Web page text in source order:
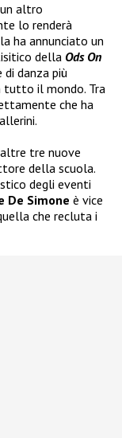
altro
lo renderà
ha annunciato un
della Ods On
danza più
tutto il mondo. Tra
che ha
tre nuove
della scuola.
degli eventi
De Simone è vice
che recluta i